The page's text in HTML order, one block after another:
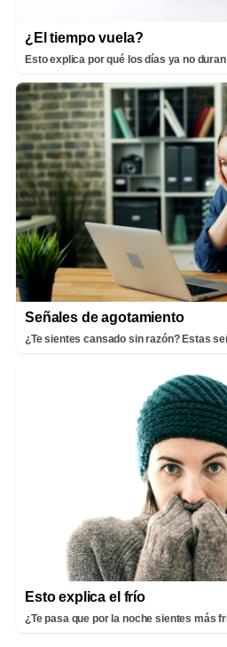
¿El tiempo vuela?
Esto explica por qué los días ya no
Señales de agotamiento
¿Te sientes cansado sin razón? Estas
Esto explica el frío
¿Te pasa que por la noche sientes más